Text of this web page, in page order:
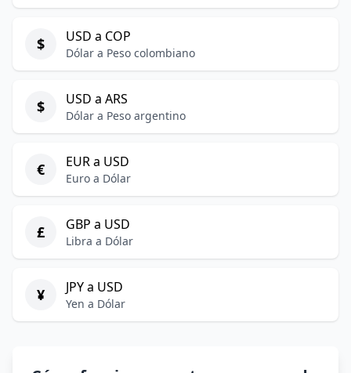
$ USD a COP
Dólar a Peso colombiano
$ USD a ARS
Dólar a Peso argentino
€ EUR a USD
Euro a Dólar
£ GBP a USD
Libra a Dólar
¥ JPY a USD
Yen a Dólar